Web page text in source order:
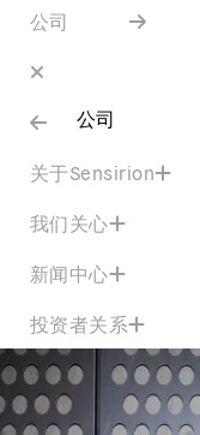
公司
公司
关于Sensirion
我们关心
新闻中心
投资者关系